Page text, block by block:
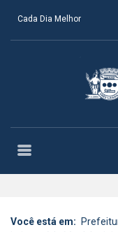
Cada Dia Melhor
Você está em: